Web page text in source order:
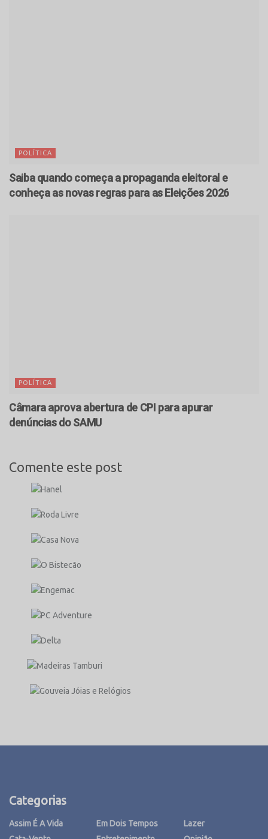
POLÍTICA
Saiba quando começa a propaganda eleitoral e
conheça as novas regras para as Eleições 2026
POLÍTICA
Câmara aprova abertura de CPI para apurar
denúncias do SAMU
Comente este post
Categorias
Assim É A Vida
Em Dois Tempos
Lazer